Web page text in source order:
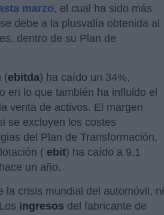
marzo, el cual ha sido más
debe a la plusvalía obtenida al
dentro de su Plan de
(ebitda) ha caído un 34%,
en lo que también ha influido el
venta de activos. El margen
se excluyen los costes
del Plan de Transformación,
( ebit) ha caído a 9,1
un año.
la crisis mundial del automóvil, ni
ingresos del fabricante de